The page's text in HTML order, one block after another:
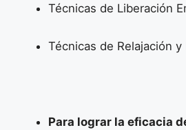
Técnicas de Liberación
Técnicas de Relajación y
Para lograr la eficacia